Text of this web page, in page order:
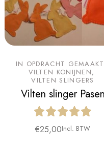
IN OPDRACHT GEMAAKT
VILTEN KONIJNEN
VILTEN SLINGERS
Vilten slinger Pasen
€25,00Incl. BTW